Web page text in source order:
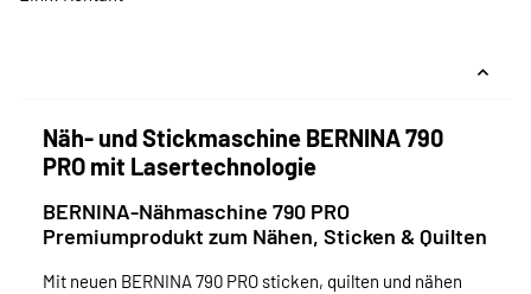
Näh- und Stickmaschine BERNINA 790
PRO mit Lasertechnologie
BERNINA-Nähmaschine 790 PRO
Premiumprodukt zum Nähen, Sticken & Quilten
Mit neuen BERNINA 790 PRO sticken, quilten und nähen